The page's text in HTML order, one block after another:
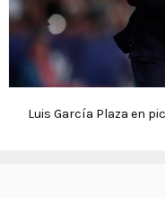
Luis García Plaza en